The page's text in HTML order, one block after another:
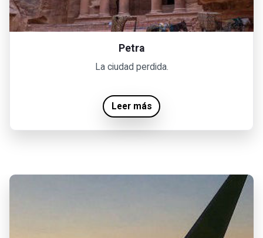
Petra
La ciudad perdida.
Leer más